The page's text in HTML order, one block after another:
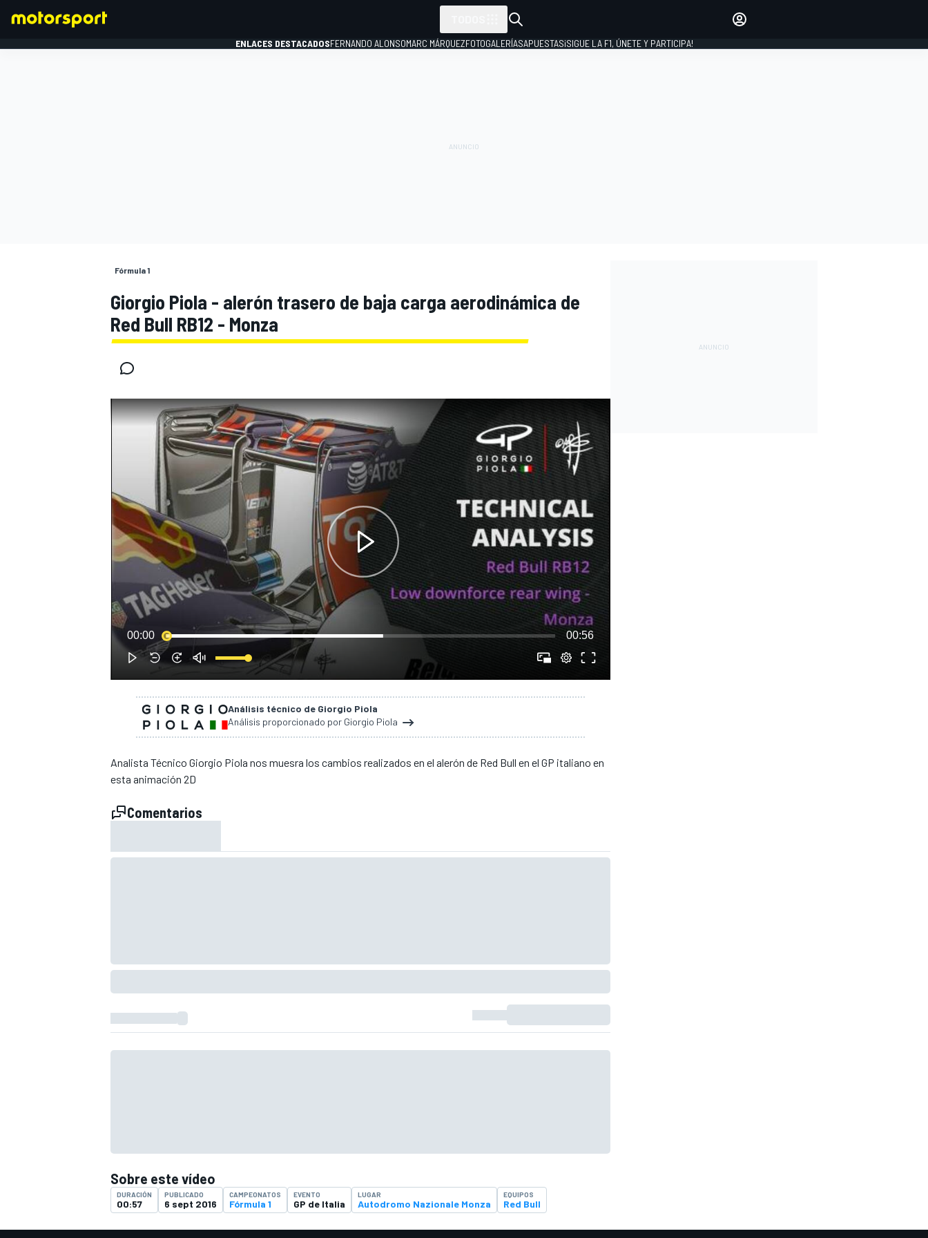
INDYCAR WRC
WEC FÓRMULA E
ENLACES DESTACADOSFERNANDO ALONSOMARC MÁRQUEZFOTOGALERÍASAPUESTAS¡SIGUE LA F1, ÚNETE Y PARTICIPA!
Fórmula 1
Giorgio Piola - alerón trasero de baja carga aerodinámica de
Red Bull RB12 - Monza
00:00 00:56
Análisis técnico de Giorgio Piola
Análisis proporcionado por Giorgio Piola
Analista Técnico Giorgio Piola nos muesra los cambios realizados en el alerón de Red Bull en el GP italiano en
esta animación 2D
Comentarios
Sobre este vídeo
DURACIÓN
00:57
PUBLICADO
6 sept 2016
CAMPEONATOS
Fórmula 1
EVENTO
GP de Italia
LUGAR
Autodromo Nazionale Monza
EQUIPOS
Red Bull